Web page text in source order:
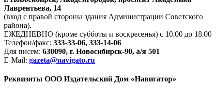
Лаврентьева, 14
(вход с правой стороны здания Администрации Советского
района).
ЕЖЕДНЕВНО (кроме субботы и воскресенья) с 10.00 до 18.00
Телефон/факс: 333-33-06, 333-14-06
Для писем: 630090, г. Новосибирск-90, а/я 501
E-Mail: gazeta@navigato.ru
Реквизиты ООО Издательский Дом «Навигатор»